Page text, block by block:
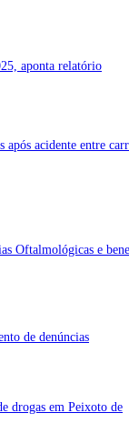
aponta relatório
após acidente entre
Oftalmológicas e
de denúncias
drogas em Peixoto de